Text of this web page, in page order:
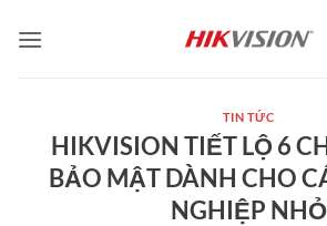
qua
TIN TỨC
HIKVISION TIẾT LỘ 6
BẢO MẬT DÀNH CHO
NGHIỆP NHỎ